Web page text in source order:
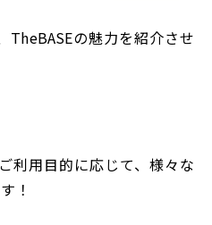
TheBASEの魅力を紹介させ
利用目的に応じて、様々な
！